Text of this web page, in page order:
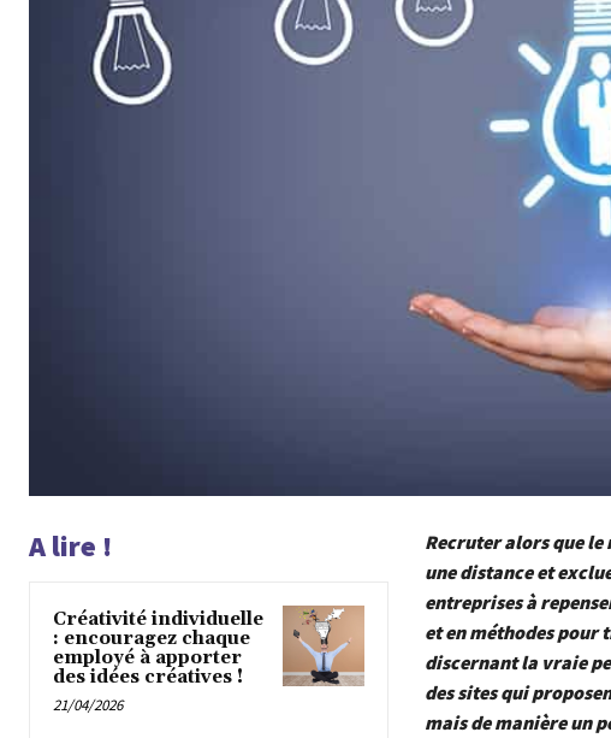
A lire !
Créativité individuelle
: encouragez chaque
employé à apporter
des idées créatives !
21/04/2026
Recruter alors que le
une distance et
entreprises à
et en méthodes pour
discernant la vraie
des sites qui
mais de manière un